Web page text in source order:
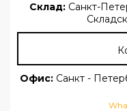
Склад: Санкт-
Офис: Санкт -